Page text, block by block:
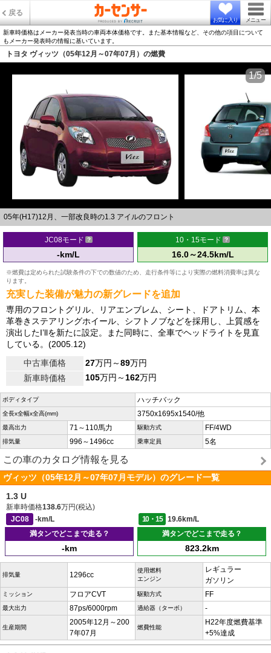
戻る
お気に入り メニュー
新車時価格はメーカー発表当時の車両本体価格です。また基本情報など、その他の項目について
もメーカー発表時の情報に基いています。
トヨタ ヴィッツ（05年12月～07年07月）の燃費
05年(H17)12月、一部改良時の1.3 アイルのフロント
1/5
JC08モード
-km/L
10・15モード
16.0～24.5km/L
※燃費は定められた試験条件の下での数値のため、走行条件等により実際の燃料消費率は異な
ります。
充実した装備が魅力の新グレードを追加
専用のフロントグリル、リアエンブレム、シート、ドアトリム、本
革巻きステアリングホイール、シフトノブなどを採用し、上質感を
演出したI’llを新たに設定。また同時に、全車でヘッドライトを見直
している。(2005.12)
中古車価格
27万円～89万円
新車時価格
105万円～162万円
ボディタイプ ハッチバック
全長x全幅x全高(mm) 3750x1695x1540/他
最高出力 71～110馬力 駆動方式 FF/4WD
排気量 996～1496cc 乗車定員 5名
この車のカタログ情報を見る
ヴィッツ（05年12月～07年07月モデル）のグレード一覧
1.3 U
新車時価格138.6万円(税込)
JC08
-km/L 10・15
19.6km/L
満タンでどこまで走る？
-km
満タンでどこまで走る？
823.2km
排気量 1296cc
使用燃料
エンジン
レギュラー
ガソリン
ミッション フロアCVT 駆動方式 FF
最大出力 87ps/6000rpm 過給器（ターボ） -
生産期間
2005年12月～200
7年07月
燃費性能
H22年度燃費基準
+5%達成